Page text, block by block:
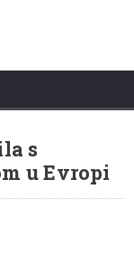
s
u Evropi